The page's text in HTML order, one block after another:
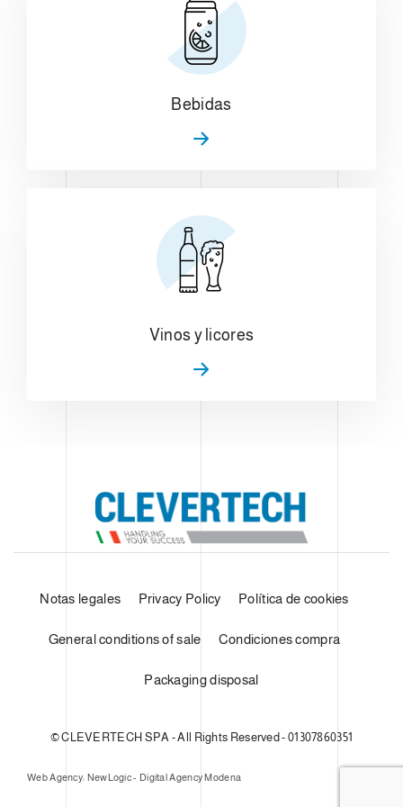
Bebidas
Vinos y licores
Notas legales Privacy Policy Política de cookies
General conditions of sale Condiciones compra
Packaging disposal
© CLEVERTECH SPA - All Rights Reserved - 01307860351
Web Agency: NewLogic - Digital Agency Modena